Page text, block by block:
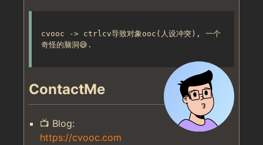
cvooc -> ctrlcv导致对象ooc(人设冲突), 一个
奇怪的脑洞😅.
ContactMe
📺 Blog:
https://cvooc.com